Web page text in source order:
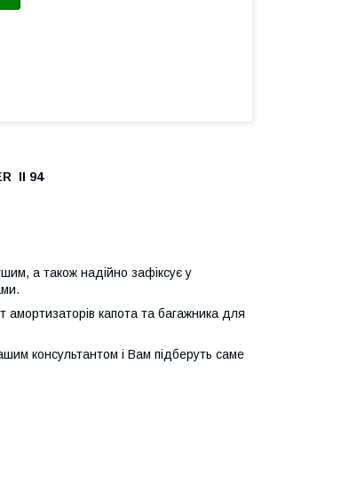
II 94
а також надійно зафіксує у
капота та багажника для
консультантом і Вам підберуть саме